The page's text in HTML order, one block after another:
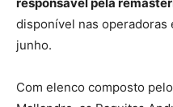
disponível nas operadoras
junho.
Com elenco composto